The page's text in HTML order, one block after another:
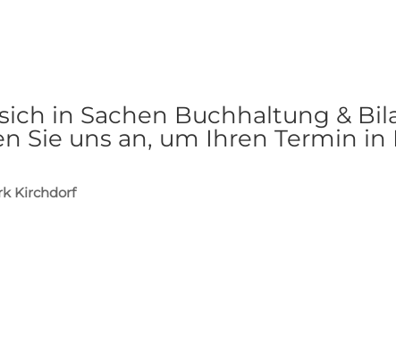
in Sachen Buchhaltung &
Sie uns an, um Ihren Termin
Kirchdorf